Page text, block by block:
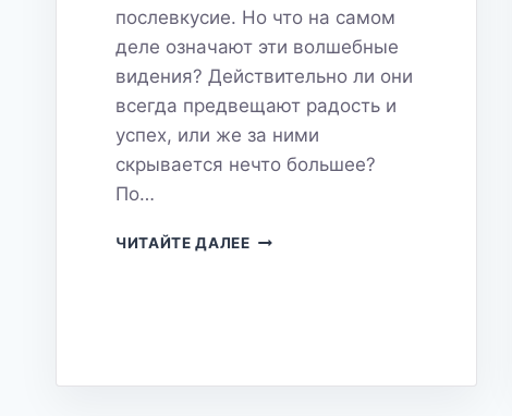
послевкусие. Но что на самом
деле означают эти волшебные
видения? Действительно ли они
всегда предвещают радость и
успех, или же за ними
скрывается нечто большее?
По…
ЧИТАЙТЕ ДАЛЕЕДОБРЫЙ